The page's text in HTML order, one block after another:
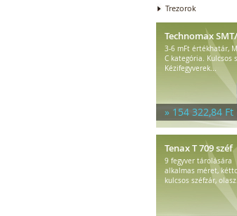
Trezorok
Technomax
3-6 mFt értékhatár,
C kategória. Kulcsos
Kézifegyverek...
» 154 322,84 Ft
Tenax T 709 széf
9 fegyver tárolására
alkalmas méret,
kulcsos széfzár,